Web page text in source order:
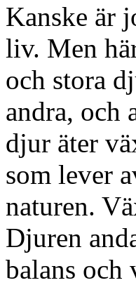
Kanske är
liv. Men
och stora
andra, och
djur äter
som lever
naturen.
Djuren
balans och